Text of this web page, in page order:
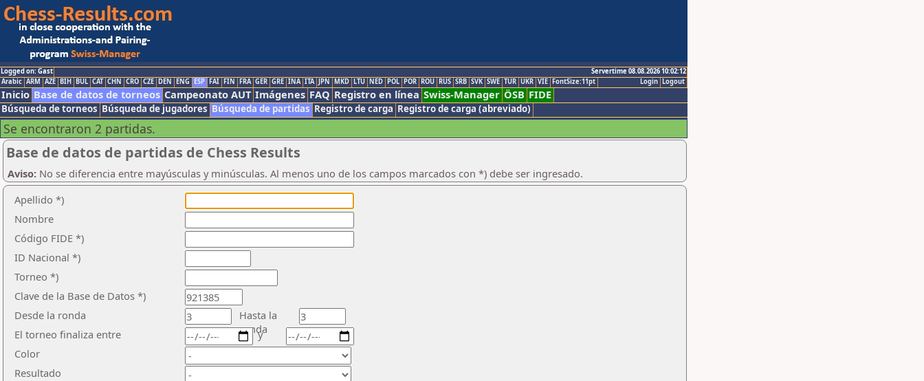
Logged on: Gast
Servertime 08.08.2026 10:02:12
Logout
Login
Arabic ARM AZE BIH BUL CAT CHN CRO CZE DEN ENG ESP FAI FIN FRA GER GRE INA ITA JPN MKD LTU NED POL POR ROU RUS SRB SVK SWE TUR UKR VIE FontSize:11pt
Inicio Base de datos de torneos Campeonato AUT Imágenes FAQ Registro en línea Swiss-Manager ÖSB FIDE
Búsqueda de torneos Búsqueda de jugadores Búsqueda de partidas Registro de carga Registro de carga (abreviado)
Se encontraron 2 partidas.
Base de datos de partidas de Chess Results
Aviso: No se diferencia entre mayúsculas y minúsculas. Al menos uno de los campos marcados con *) debe ser ingresado.
Apellido *)
Nombre
Código FIDE *)
ID Nacional *)
Torneo *)
Clave de la Base de Datos *)
Desde la ronda
Hasta la
ronda
El torneo finaliza entre
Color
Resultado
y